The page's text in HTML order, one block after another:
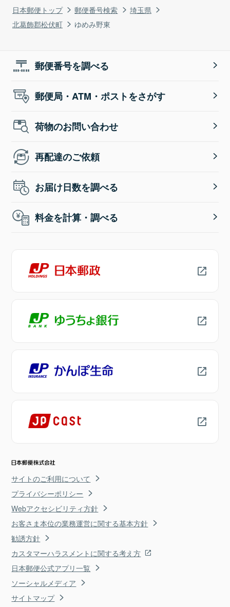
日本郵便トップ 郵便番号検索
埼玉県
北葛飾郡松伏町
ゆめみ野東
郵便番号を調べる
郵便局・ATM・ポストをさがす
荷物のお問い合わせ
再配達のご依頼
お届け日数を調べる
料金を計算・調べる
サイトのご利用について
プライバシーポリシー
Webアクセシビリティ方針
お客さま本位の業務運営に関する基本方針
勧誘方針
カスタマーハラスメントに関する考え方
日本郵便公式アプリ一覧
ソーシャルメディア
サイトマップ